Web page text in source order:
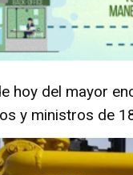
hoy del mayor
y ministros de